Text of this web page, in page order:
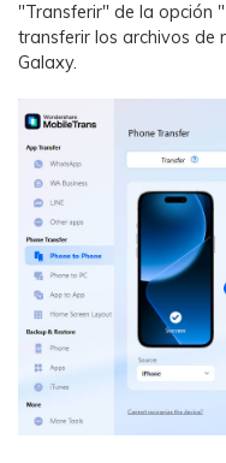
"Transferir" de la opción
transferir los archivos de
Galaxy.